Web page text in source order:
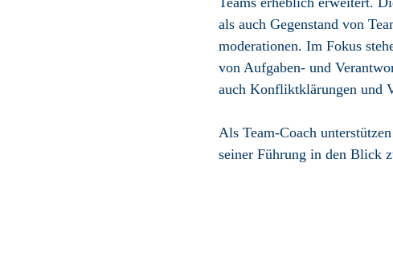
als auch Gegen­stand von
moderationen. Im Fokus
von Aufgaben- und
auch Konflikt­klärungen und
Als Team-Coach
seiner Führung in den Blick